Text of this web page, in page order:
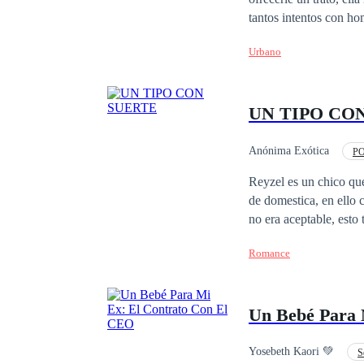
tantos intentos con hombres que su hija
poniendo en peligro a
Urbano
UN TIPO
Anónima Exótica
Reyzel es un chico
de domestica, en ello
no era aceptable,
encontrándose años
Romance
Un Bebé
Yosebeth Kaori 💚